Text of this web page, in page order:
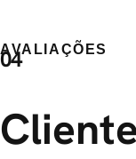
04
AVALIAÇÕES